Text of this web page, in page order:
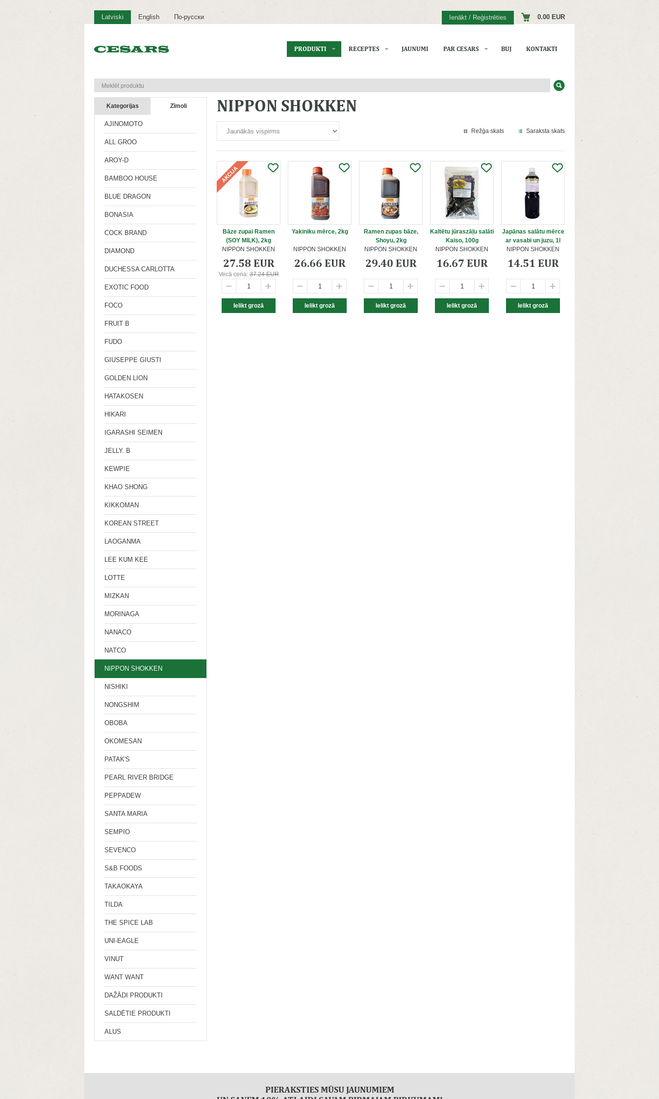
Latviski English По-русски Ienākt / Reģistrēties 0.00 EUR
PRODUKTI RECEPTES JAUNUMI PAR CESARS BUJ KONTAKTI
Kategorijas Zīmoli
AJINOMOTO
ALL GROO
AROY-D
BAMBOO HOUSE
BLUE DRAGON
BONASIA
COCK BRAND
DIAMOND
DUCHESSA CARLOTTA
EXOTIC FOOD
FOCO
FRUIT B
FUDO
GIUSEPPE GIUSTI
GOLDEN LION
HATAKOSEN
HIKARI
IGARASHI SEIMEN
JELLY. B
KEWPIE
KHAO SHONG
KIKKOMAN
KOREAN STREET
LAOGANMA
LEE KUM KEE
LOTTE
MIZKAN
MORINAGA
NANACO
NATCO
NIPPON SHOKKEN
NISHIKI
NONGSHIM
OBOBA
OKOMESAN
PATAK'S
PEARL RIVER BRIDGE
PEPPADEW
SANTA MARIA
SEMPIO
SEVENCO
S&B FOODS
TAKAOKAYA
TILDA
THE SPICE LAB
UNI-EAGLE
VINUT
WANT WANT
DAŽĀDI PRODUKTI
SALDĒTIE PRODUKTI
ALUS
NIPPON SHOKKEN
Režģa skats Saraksta skats
Bāze zupai Ramen
(SOY MILK), 2kg
NIPPON SHOKKEN
27.58 EUR
Vecā cena:37.24 EUR
Yakiniku mērce, 2kg
NIPPON SHOKKEN
26.66 EUR
Ramen zupas bāze,
Shoyu, 2kg
NIPPON SHOKKEN
29.40 EUR
Kaltētu jūraszāļu salāti
Kaiso, 100g
NIPPON SHOKKEN
16.67 EUR
Japānas salātu mērce
ar vasabi un juzu, 1l
NIPPON SHOKKEN
14.51 EUR
PIERAKSTIES MŪSU JAUNUMIEM